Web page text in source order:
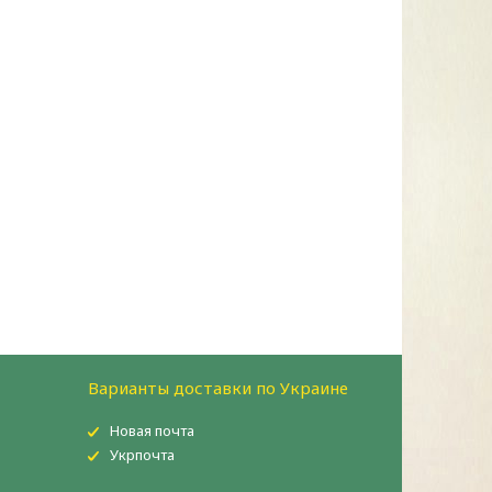
Варианты доставки по Украине
Новая почта
Укрпочта